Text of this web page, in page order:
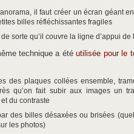
il faut créer un écran géant
billes réfléchissantes fragiles
sorte qu’il couvre la ligne d’appui de
technique a étéutilisée pour le
des plaques collées ensemble,
qu’on fait subir aux images un
du contraste
des billes désaxées ou brisées
les photos)